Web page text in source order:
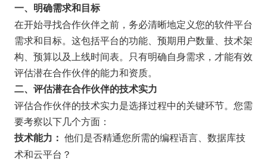
一、明确需求和目标
在开始寻找合作伙伴之前，务必清晰地定义您的软件平台
需求和目标。这包括平台的功能、预期用户数量、技术架
构、预算以及上线时间表。只有明确自身需求，才能有效
评估潜在合作伙伴的能力和资质。
二、评估潜在合作伙伴的技术实力
评估合作伙伴的技术实力是选择过程中的关键环节。您需
要考察以下几个方面：
技术能力： 他们是否精通您所需的编程语言、数据库技
术和云平台？